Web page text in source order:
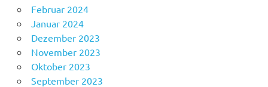
Februar 2024
Januar 2024
Dezember 2023
November 2023
Oktober 2023
September 2023